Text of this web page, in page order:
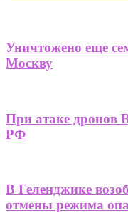
Уничтожено еще
Москву
При атаке дронов
РФ
В Геленджике
отмены режима